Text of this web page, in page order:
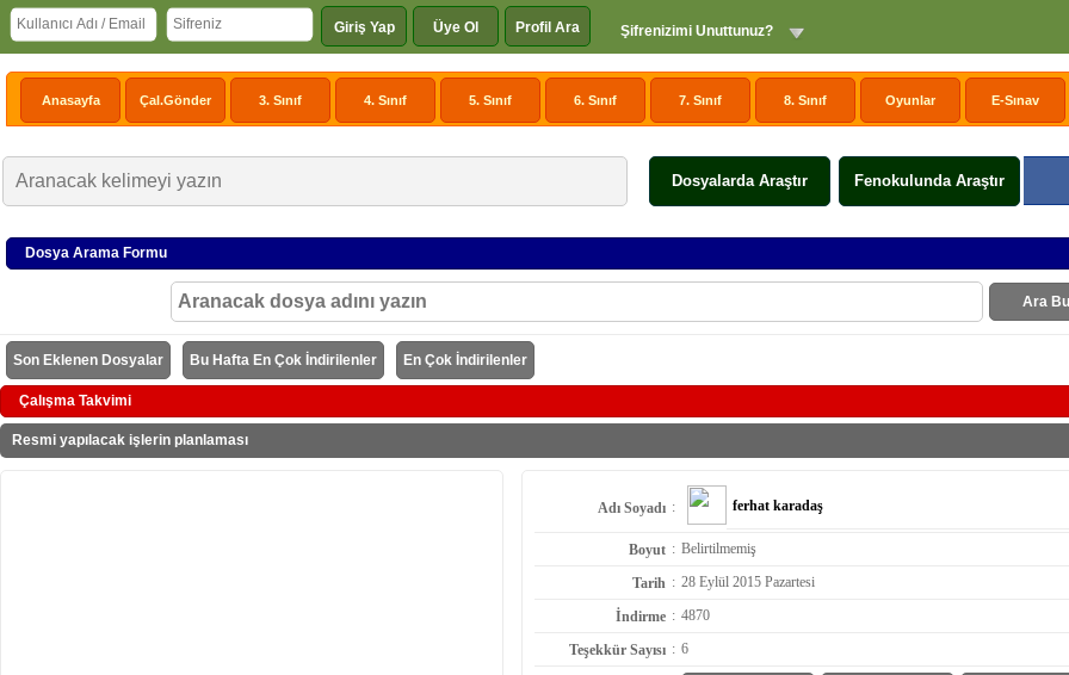
Giriş Yap Üye Ol Profil Ara Şifrenizimi Unuttunuz?
Anasayfa Çal.Gönder 3. Sınıf 4. Sınıf 5. Sınıf 6. Sınıf 7. Sınıf 8. Sınıf Oyunlar E-Sınav
Dosyalarda Araştır Fenokulunda Araştır
Dosya Arama Formu
Ara
Son Eklenen Dosyalar Bu Hafta En Çok İndirilenler En Çok İndirilenler
Çalışma Takvimi
Resmi yapılacak işlerin planlaması
Adı Soyadı : ferhat karadaş
Boyut : Belirtilmemiş
Tarih : 28 Eylül 2015 Pazartesi
İndirme : 4870
Teşekkür Sayısı : 6